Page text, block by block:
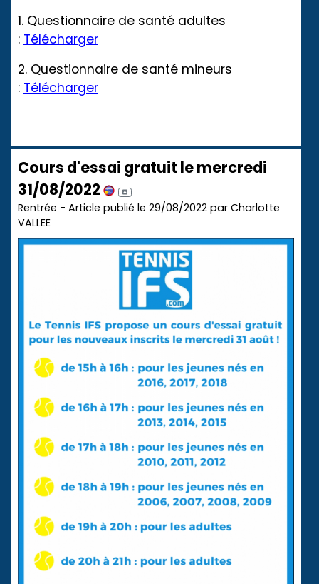
1. Questionnaire de santé adultes
: Télécharger
2. Questionnaire de santé mineurs
: Télécharger
Cours d'essai gratuit le mercredi
31/08/2022
Rentrée - Article publié le 29/08/2022 par Charlotte
VALLEE